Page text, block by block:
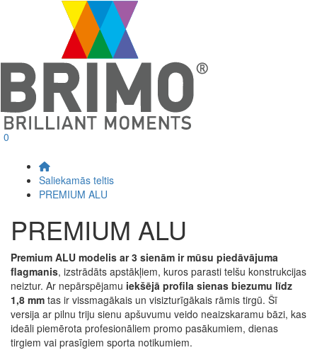
0
Saliekamās teltis
PREMIUM ALU
PREMIUM ALU
Premium ALU modelis ar 3 sienām ir mūsu piedāvājuma
flagmanis, izstrādāts apstākļiem, kuros parasti telšu konstrukcijas
neiztur. Ar nepārspējamu iekšējā profila sienas biezumu līdz
1,8 mm tas ir vissmagākais un visizturīgākais rāmis tirgū. Šī
versija ar pilnu triju sienu apšuvumu veido neaizskaramu bāzi, kas
ideāli piemērota profesionāliem promo pasākumiem, dienas
tirgiem vai prasīgiem sporta notikumiem.